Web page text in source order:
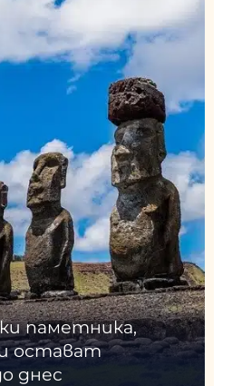
паметника,
остават
днес